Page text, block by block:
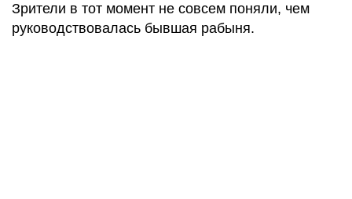
Зрители в тот момент не совсем поняли, чем
руководствовалась бывшая рабыня.